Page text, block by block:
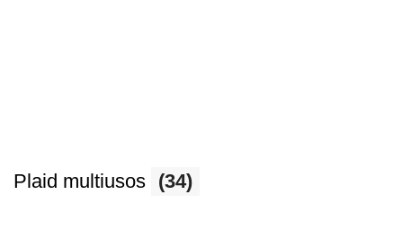
Plaid multiusos (34)